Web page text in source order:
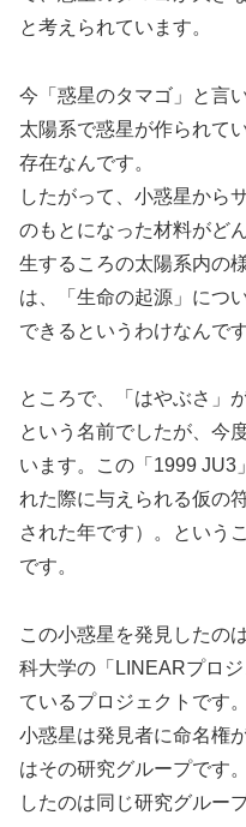
と考えられています。
今「惑星のタマゴ」と言
太陽系で惑星が作られて
存在なんです。
したがって、小惑星から
のもとになった材料がど
生するころの太陽系内の
は、「生命の起源」につ
できるというわけなんです
ところで、「はやぶさ」
という名前でしたが、今
います。この「1999 JU3
れた際に与えられる仮の
された年です）。という
です。
この小惑星を発見したの
科大学の「LINEARプロ
ているプロジェクトです。
小惑星は発見者に命名権
はその研究グループです
したのは同じ研究グルー